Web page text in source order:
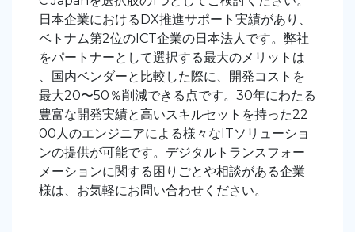
日本企業におけるDX推進サポート実績があり、
ベトナム第2位のICT企業の日本法人です。弊社
をパートナーとして選択する最大のメリットは
、国内ベンダーと比較した際に、開発コストを
最大20〜50％削減できる点です。30年にわたる
豊富な開発実績と高いスキルセットを持った22
00人のエンジニアによる様々なITソリューショ
ンの提供が可能です。デジタルトランスフォー
メーションに関する困りごとや相談がある企業
様は、お気軽にお問い合わせください。